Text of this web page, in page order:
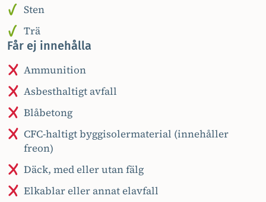
Sten
Trä
Får ej innehålla
Ammunition
Asbesthaltigt avfall
Blåbetong
CFC-haltigt byggisolermaterial (innehåller
freon)
Däck, med eller utan fälg
Elkablar eller annat elavfall